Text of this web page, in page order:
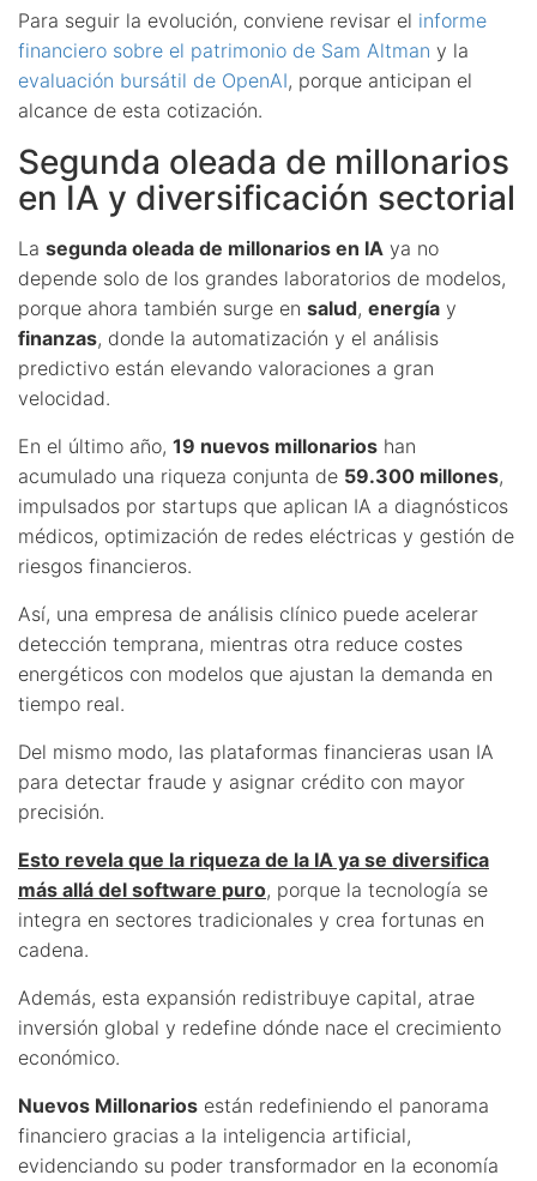
Para seguir la evolución, conviene revisar el informe
financiero sobre el patrimonio de Sam Altman y la
evaluación bursátil de OpenAI, porque anticipan el
alcance de esta cotización.
Segunda oleada de millonarios
en IA y diversificación sectorial
La segunda oleada de millonarios en IA ya no
depende solo de los grandes laboratorios de modelos,
porque ahora también surge en salud, energía y
finanzas, donde la automatización y el análisis
predictivo están elevando valoraciones a gran
velocidad.
En el último año, 19 nuevos millonarios han
acumulado una riqueza conjunta de 59.300 millones,
impulsados por startups que aplican IA a diagnósticos
médicos, optimización de redes eléctricas y gestión de
riesgos financieros.
Así, una empresa de análisis clínico puede acelerar
detección temprana, mientras otra reduce costes
energéticos con modelos que ajustan la demanda en
tiempo real.
Del mismo modo, las plataformas financieras usan IA
para detectar fraude y asignar crédito con mayor
precisión.
Esto revela que la riqueza de la IA ya se diversifica
más allá del software puro, porque la tecnología se
integra en sectores tradicionales y crea fortunas en
cadena.
Además, esta expansión redistribuye capital, atrae
inversión global y redefine dónde nace el crecimiento
económico.
Nuevos Millonarios están redefiniendo el panorama
financiero gracias a la inteligencia artificial,
evidenciando su poder transformador en la economía